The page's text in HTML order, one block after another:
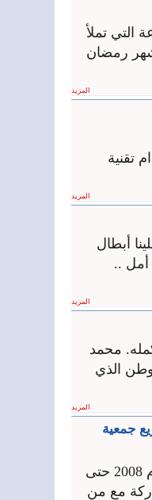
التي تملأ
شهر رمضان
المزيد
باستخدام تقنية
المزيد
أبطال
أمل ..
المزيد
محمد
الذي
المزيد
جمعية
سيريتل وقرى الأطفالSOS عائلة واحدة تتشاركان اللحظات الرمضانية منذ عام 2008 حتى
مع من